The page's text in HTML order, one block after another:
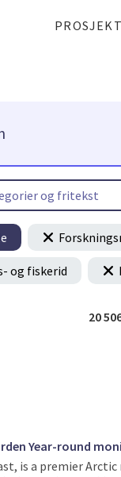
og fiskerid
20
Year-round
is a premier